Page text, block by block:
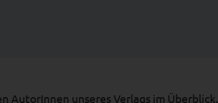
AutorInnen unseres Verlags im Überblick.